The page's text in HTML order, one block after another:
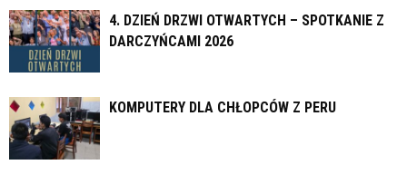
4. DZIEŃ DRZWI OTWARTYCH – SPOTKANIE Z
DARCZYŃCAMI 2026
KOMPUTERY DLA CHŁOPCÓW Z PERU